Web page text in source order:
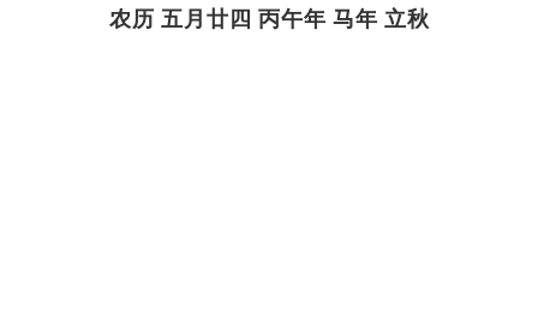
农历 五月廿四 丙午年 马年 立秋